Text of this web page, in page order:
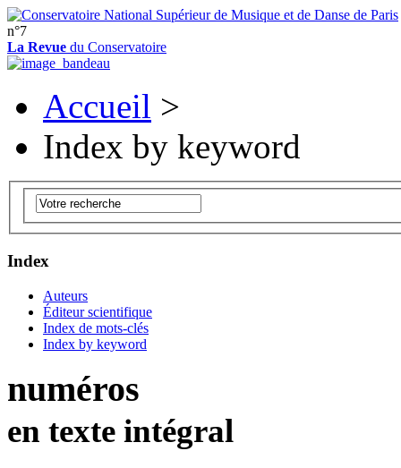
n°7
La Revue du Conservatoire
Accueil >
Index by keyword
Index
Auteurs
Éditeur scientifique
Index de mots-clés
Index by keyword
numéros
en texte intégral